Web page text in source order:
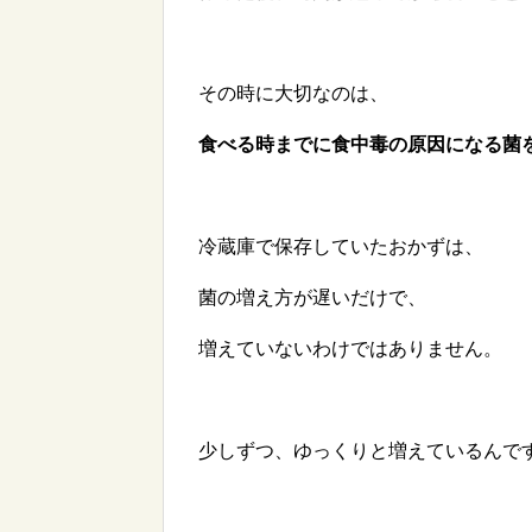
その時に大切なのは、
食べる時までに食中毒の原因になる菌
冷蔵庫で保存していたおかずは、
菌の増え方が遅いだけで、
増えていないわけではありません。
少しずつ、ゆっくりと増えているんで